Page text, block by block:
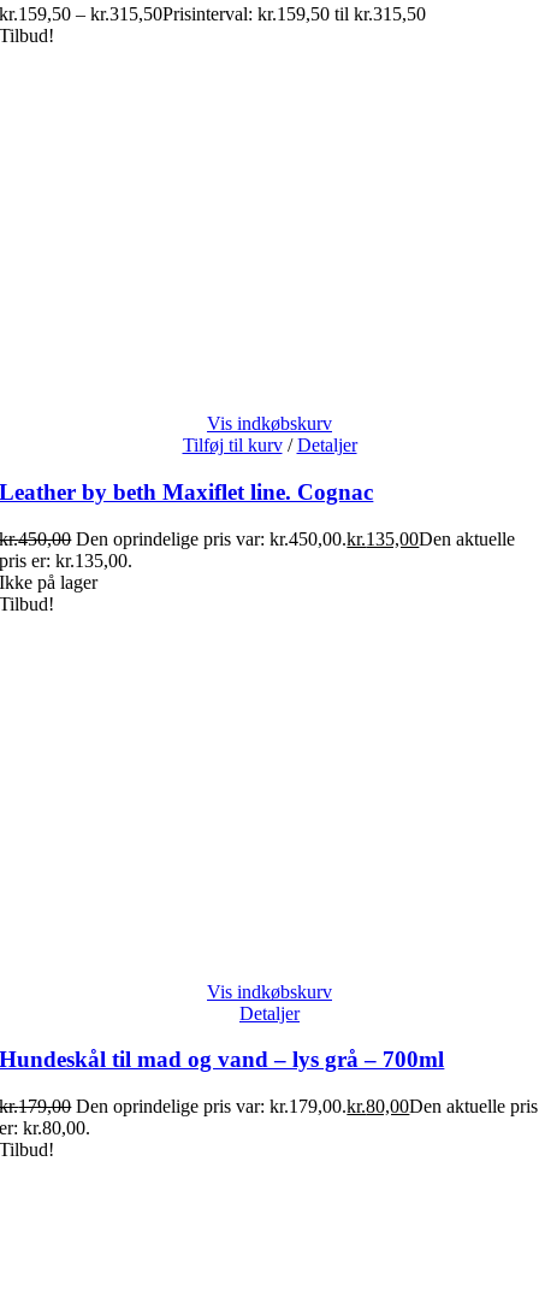
kr.159,50 – kr.315,50Prisinterval: kr.159,50 til kr.315,50
Tilbud!
Vis indkøbskurv
Tilføj til kurv / Detaljer
Leather by beth Maxiflet line. Cognac
kr.450,00 Den oprindelige pris var: kr.450,00.kr.135,00Den aktuelle
pris er: kr.135,00.
Ikke på lager
Tilbud!
Vis indkøbskurv
Detaljer
Hundeskål til mad og vand – lys grå – 700ml
kr.179,00 Den oprindelige pris var: kr.179,00.kr.80,00Den aktuelle pris
er: kr.80,00.
Tilbud!